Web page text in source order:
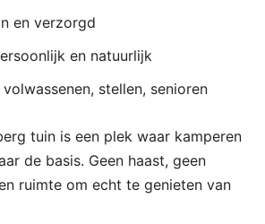
en verzorgd
en natuurlijk
stellen, senioren
tuin is een plek waar kamperen
de basis. Geen haast, geen
ruimte om echt te genieten van